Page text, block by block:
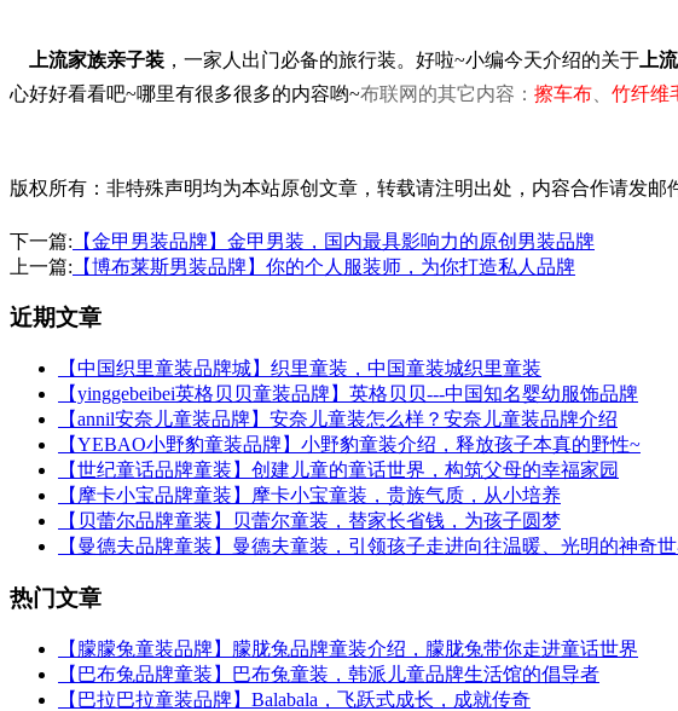
上流家族亲子装 ，一家人出门必备的旅行装。好啦~小编今天介绍的关于 上
心好好看看吧~哪里有很多很多的内容哟~布联网的其它内容 ： 擦车布 竹纤维
版权所有：非特殊声明均为本站原创文章，转载请注明出处，内容合作请发邮
下一篇: 【金甲男装品牌】金甲男装，国内最具影响力的原创男装品牌
上一篇: 【博布莱斯男装品牌】你的个人服装师，为你打造私人品牌
近期文章
【中国织里童装品牌城】织里童装，中国童装城织里童装
【yinggebeibei英格贝贝童装品牌】英格贝贝---中国知名婴幼服饰品牌
【annil安奈儿童装品牌】安奈儿童装怎么样？安奈儿童装品牌介绍
【YEBAO小野豹童装品牌】小野豹童装介绍，释放孩子本真的野性~
【世纪童话品牌童装】创建儿童的童话世界，构筑父母的幸福家园
【摩卡小宝品牌童装】摩卡小宝童装，贵族气质，从小培养
【贝蕾尔品牌童装】贝蕾尔童装，替家长省钱，为孩子圆梦
【曼德夫品牌童装】曼德夫童装，引领孩子走进向往温暖、光明的神奇
热门文章
【朦朦兔童装品牌】朦胧兔品牌童装介绍，朦胧兔带你走进童话世界
【巴布兔品牌童装】巴布兔童装，韩派儿童品牌生活馆的倡导者
【巴拉巴拉童装品牌】Balabala，飞跃式成长，成就传奇